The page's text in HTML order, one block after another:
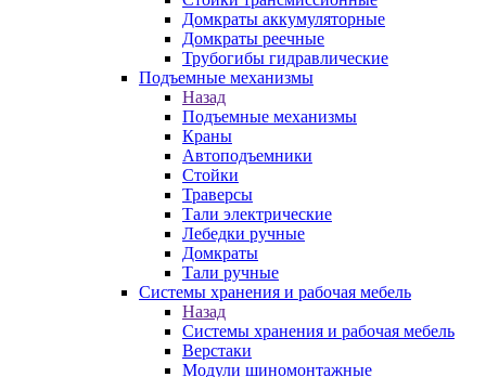
Домкраты аккумуляторные
Домкраты реечные
Трубогибы гидравлические
Подъемные механизмы
Назад
Подъемные механизмы
Краны
Автоподъемники
Стойки
Траверсы
Тали электрические
Лебедки ручные
Домкраты
Тали ручные
Системы хранения и рабочая мебель
Назад
Системы хранения и рабочая мебель
Верстаки
Модули шиномонтажные